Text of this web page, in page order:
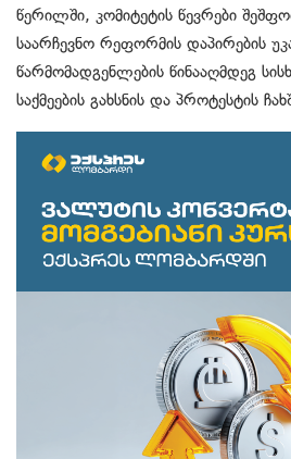
წერილში, კომიტეტის წევრები
საარჩევნო რეფორმის დაპირების
წარმომადგენლების წინააღმდეგ
საქმეების გახსნის და პროტესტის